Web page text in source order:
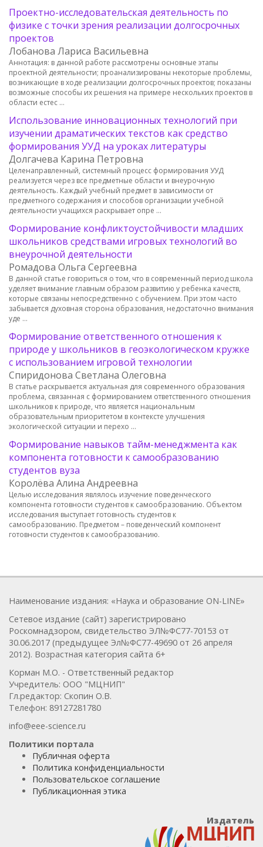
Проектно-исследовательская деятельность по
физике с точки зрения реализации долгосрочных
проектов
Лобанова Лариса Васильевна
Аннотация: в данной работе рассмотрены основные этапы
проектной деятельности; проанализированы некоторые проблемы,
возникающие в ходе реализации долгосрочных проектов; показаны
возможные способы их решения на примере нескольких проектов в
области естес …
Использование инновационных технологий при
изучении драматических текстов как средство
формирования УУД на уроках литературы
Долгачева Карина Петровна
Целенаправленный, системный процесс формирования УУД
реализуется через все предметные области и внеурочную
деятельность. Каждый учебный предмет в зависимости от
предметного содержания и способов организации учебной
деятельности учащихся раскрывает опре …
Формирование конфликтоустойчивости младших
школьников средствами игровых технологий во
внеурочной деятельности
Ромадова Ольга Сергеевна
В данной статье говориться о том, что в современный период школа
уделяет внимание главным образом развитию у ребенка качеств,
которые связаны непосредственно с обучением. При этом часто
забывается духовная сторона образования, недостаточно внимания
уде …
Формирование ответственного отношения к
природе у школьников в геоэкологическом кружке
с использованием игровой технологии
Спиридонова Светлана Олеговна
В статье раскрывается актуальная для современного образования
проблема, связанная с формированием ответственного отношения
школьников к природе, что является национальным
образовательным приоритетом в контексте улучшения
экологической ситуации и перехо …
Формирование навыков тайм-менеджмента как
компонента готовности к самообразованию
студентов вуза
Королёва Алина Андреевна
Целью исследования являлось изучение поведенческого
компонента готовности студентов к самообразованию. Объектом
исследования выступает готовность студентов к
самообразованию. Предметом – поведенческий компонент
готовности студентов к самообразованию.
Наименование издания: «Наука и образование ON-LINE»
Сетевое издание (сайт) зарегистрировано
Роскомнадзором, свидетельство ЭЛ№ФС77-70153 от
30.06.2017 (предыдущее Эл№ФC77-49690 от 26 апреля
2012). Возрастная категория сайта 6+
Корман М.О. - Ответственный редактор
Учредитель: ООО "МЦНИП"
Гл.редактор: Скопин О.В.
Телефон: 89127281780
info@eee-science.ru
Политики портала
Публичная оферта
Политика конфиденциальности
Пользовательское соглашение
Публикационная этика
Издатель